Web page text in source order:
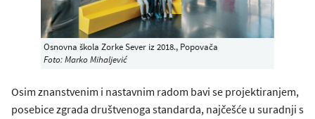
Osnovna škola Zorke Sever iz 2018., Popovača
Foto: Marko Mihaljević
Osim znanstvenim i nastavnim radom bavi se projektiranjem,
posebice zgrada društvenoga standarda, najčešće u suradnji s